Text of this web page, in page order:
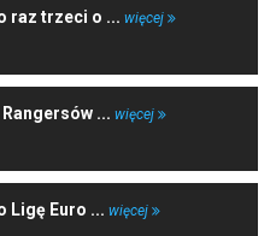
raz trzeci o ... więcej
... więcej
Ligę Euro ... więcej